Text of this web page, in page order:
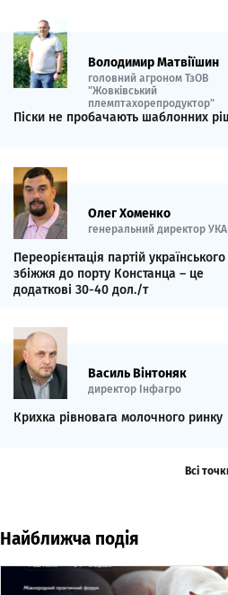
Володимир Матвіїшин
головний агроном ТзОВ
"Жовківський
племптахорепродуктор"
Піски не пробачають шаблонних
Олег Хоменко
генеральний директор
Переорієнтація партій українського
збіжжя до порту Констанца – це
додаткові 30-40 дол./т
Василь Вінтоняк
директор Інфагро
Крихка рівновага молочного ринку
Всі
Найближча подія